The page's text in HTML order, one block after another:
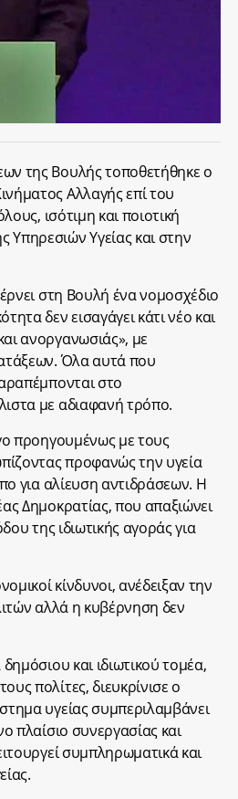
της Βουλής τοποθετήθηκε ο
Αλλαγής επί του
ισότιμη και ποιοτική
Υγείας και στην
στη Βουλή ένα νομοσχέδιο
δεν εισαγάγει κάτι νέο και
ανοργανωσιάς», με
Όλα αυτά που
στο
με αδιαφανή τρόπο.
προηγουμένως με τους
προφανώς την υγεία
για αλίευση αντιδράσεων. Η
Δημοκρατίας, που απαξιώνει
της ιδιωτικής αγοράς για
κίνδυνοι, ανέδειξαν την
αλλά η κυβέρνηση δεν
και ιδιωτικού τομέα,
πολίτες, διευκρίνισε ο
υγείας συμπεριλαμβάνει
πλαίσιο συνεργασίας και
συμπληρωματικά και